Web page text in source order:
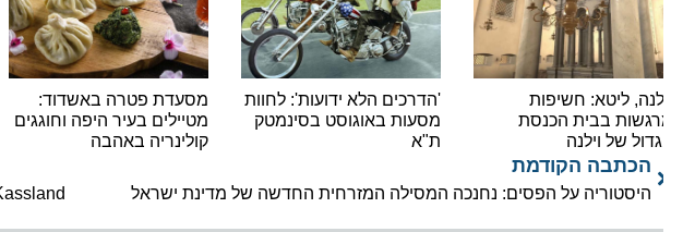
ליטא: חשיפות
בבית הכנסת
של וילנה
'הדרכים הלא ידועות': לחוות
מסעות באוגוסט בסינמטק
מסעדת פטרה באשדוד:
מטיילים בעיר היפה וחוגגים
קולינריה באהבה
הכתבה הקודמת
היסטוריה על הפסים: נחנכה המסילה המזרחית החדשה של מדינת ישראל Kassland: מתחם הנופש והאטרקציות המרשים נפתח במעלה אדומים